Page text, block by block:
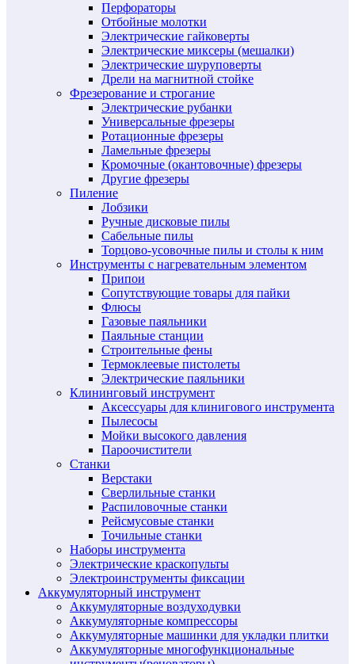
Перфораторы
Отбойные молотки
Электрические гайковерты
Электрические миксеры (мешалки)
Электрические шуруповерты
Дрели на магнитной стойке
Фрезерование и строгание
Электрические рубанки
Универсальные фрезеры
Ротационные фрезеры
Ламельные фрезеры
Кромочные (окантовочные) фрезеры
Другие фрезеры
Пиление
Лобзики
Ручные дисковые пилы
Сабельные пилы
Торцово-усовочные пилы и столы к ним
Инструменты с нагревательным элементом
Припои
Сопутствующие товары для пайки
Флюсы
Газовые паяльники
Паяльные станции
Строительные фены
Термоклеевые пистолеты
Электрические паяльники
Клининговый инструмент
Аксессуары для клинигового инструмента
Пылесосы
Мойки высокого давления
Пароочистители
Станки
Верстаки
Сверлильные станки
Распиловочные станки
Рейсмусовые станки
Точильные станки
Наборы инструмента
Электрические краскопульты
Электроинструменты фиксации
Аккумуляторный инструмент
Аккумуляторные воздуходувки
Аккумуляторные компрессоры
Аккумуляторные машинки для укладки плитки
Аккумуляторные многофункциональные